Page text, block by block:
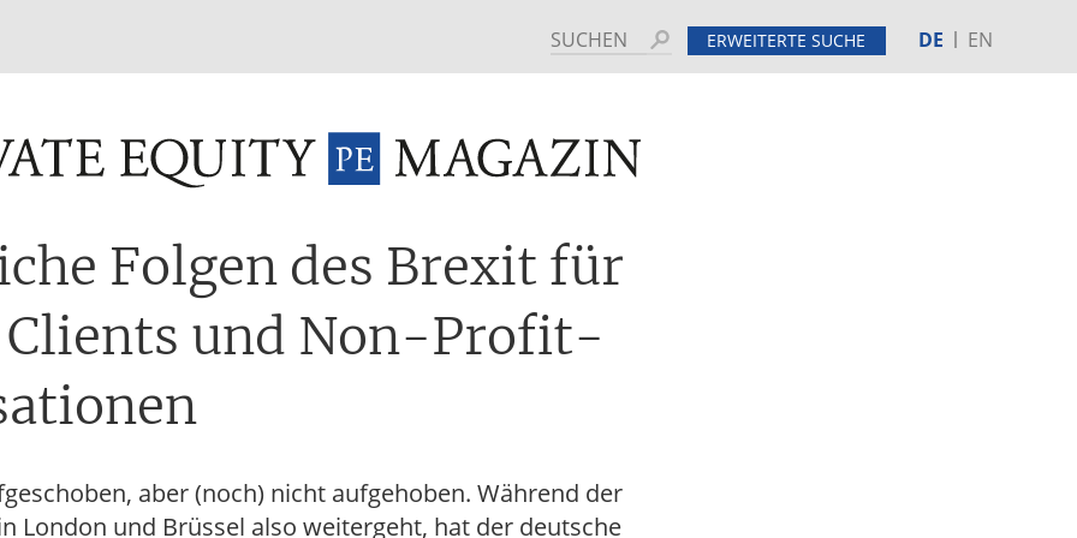
Suchen ERWEITERTE SUCHE DE EN
Folgen des Brexit für
Clients und Non-Profit-
aber (noch) nicht aufgehoben. Während der
London und Brüssel also weitergeht, hat der deutsche